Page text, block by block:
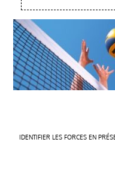
Navigation
IDENTIFIER LES FORCES EN